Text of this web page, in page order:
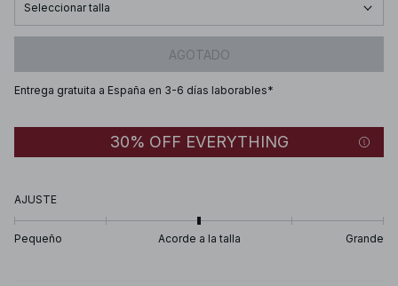
Seleccionar talla
AGOTADO
Entrega gratuita a España en 3-6 días laborables*
30% OFF EVERYTHING
AJUSTE
Pequeño Acorde a la talla Grande